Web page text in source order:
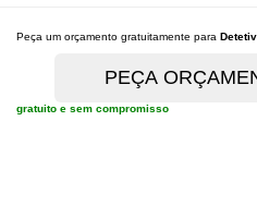
Peça um orçamento gratuitamente para
gratuito e sem compromisso